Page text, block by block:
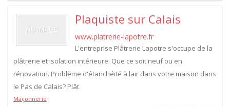
Plaquiste sur Calais
www.platrerie-lapotre.fr
L'entreprise Plâtrerie Lapotre s'occupe de la
plâtrerie et isolation intérieure. Que ce soit neuf ou en
rénovation. Problème d'étanchéité à lair dans votre maison dans
le Pas de Calais? Plât
Maçonnerie